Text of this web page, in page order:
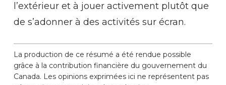
l’extérieur et à jouer activement plutôt que
de s’adonner à des activités sur écran.
La production de ce résumé a été rendue possible
grâce à la contribution financière du gouvernement du
Canada. Les opinions exprimées ici ne représentent pas